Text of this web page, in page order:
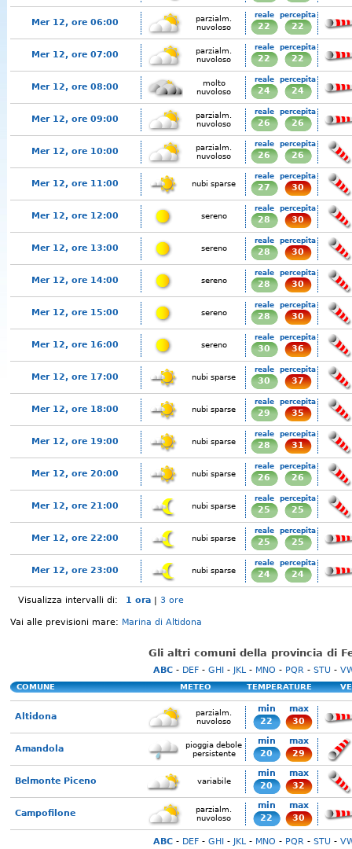
Mer 12, ore 06:00
parzialm.
nuvoloso
reale
22
percepita
22
Mer 12, ore 07:00
parzialm.
nuvoloso
reale
22
percepita
22
Mer 12, ore 08:00
molto
nuvoloso
reale
24
percepita
24
Mer 12, ore 09:00
parzialm.
nuvoloso
reale
26
percepita
26
Mer 12, ore 10:00
parzialm.
nuvoloso
reale
26
percepita
26
Mer 12, ore 11:00 nubi sparse
reale
27
percepita
30
Mer 12, ore 12:00 sereno
reale
28
percepita
30
Mer 12, ore 13:00 sereno
reale
28
percepita
30
Mer 12, ore 14:00 sereno
reale
28
percepita
30
Mer 12, ore 15:00 sereno
reale
28
percepita
30
Mer 12, ore 16:00 sereno
reale
30
percepita
36
Mer 12, ore 17:00 nubi sparse
reale
30
percepita
37
Mer 12, ore 18:00 nubi sparse
reale
29
percepita
35
Mer 12, ore 19:00 nubi sparse
reale
28
percepita
31
Mer 12, ore 20:00 nubi sparse
reale
26
percepita
26
Mer 12, ore 21:00 nubi sparse
reale
25
percepita
25
Mer 12, ore 22:00 nubi sparse
reale
25
percepita
25
Mer 12, ore 23:00 nubi sparse
reale
24
percepita
24
Visualizza intervalli di: 1 ora | 3 ore
Vai alle previsioni mare: Marina di Altidona
Gli altri comuni della provincia di
ABC- DEF- GHI- JKL- MNO - PQR - STU -
COMUNE METEO TEMPERATURE
Altidona
parzialm.
nuvoloso
min
22
max
30
Amandola
pioggia debole
persistente
min
20
max
29
Belmonte Piceno variabile
min
20
max
32
Campofilone
parzialm.
nuvoloso
min
22
max
30
ABC- DEF- GHI- JKL- MNO - PQR - STU -